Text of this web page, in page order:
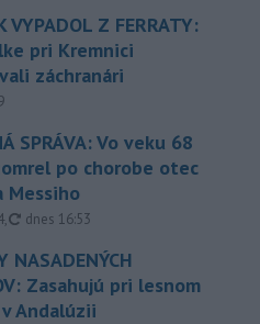
VYPADOL Z FERRATY:
pri Kremnici
záchranári
SPRÁVA: Vo veku 68
po chorobe otec
Messiho
, aktualizované
dnes 16:53
NASADENÝCH
Zasahujú pri lesnom
Andalúzii